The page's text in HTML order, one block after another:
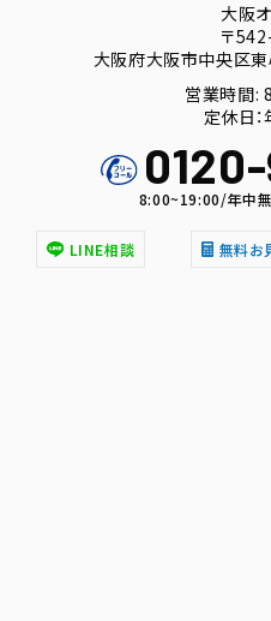
大阪
〒
大阪府大阪市中央区
営業時間:
定休日
8:00~19:00/年中
LINE相談 無料お